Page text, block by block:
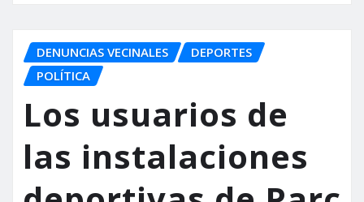
DENUNCIAS VECINALES
DEPORTES
POLÍTICA
Los usuarios de
las instalaciones